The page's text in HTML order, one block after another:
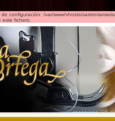
configuración: /var/www/vhosts/
fichero.